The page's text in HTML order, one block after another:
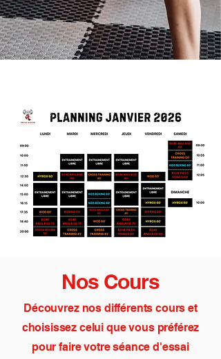
Nos Cours
Découvrez nos différents cours et
choisissez celui que vous préférez
pour faire votre séance d'essai